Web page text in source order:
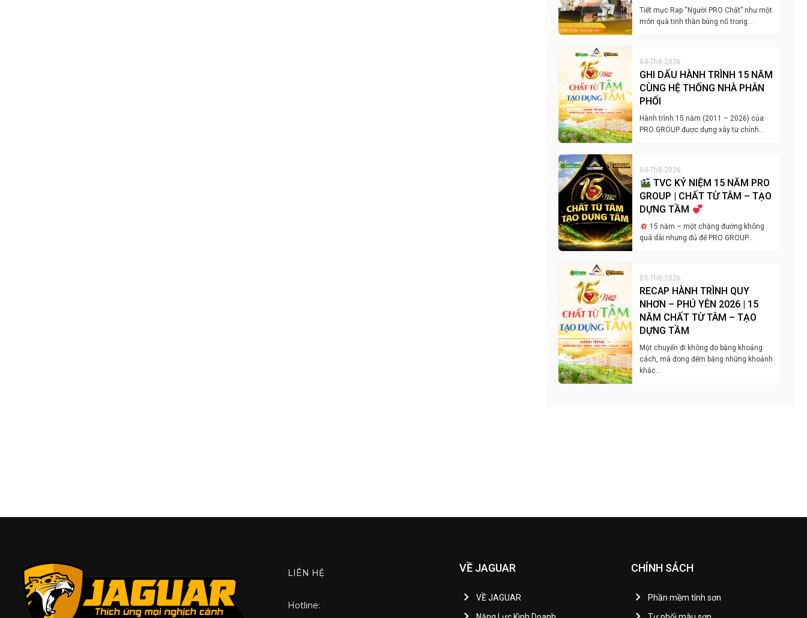
Tiết mục Rap “Người PRO Chất” như một
món quà tinh thần bùng nổ trong…
04-Th8-2026
GHI DẤU HÀNH TRÌNH 15 NĂM
CÙNG HỆ THỐNG NHÀ PHÂN
PHỐI
Hành trình 15 năm (2011 – 2026) của
PRO GROUP được dựng xây từ chính…
04-Th8-2026
TVC KỶ NIỆM 15 NĂM PRO
GROUP | CHẤT TỪ TÂM – TẠO
DỰNG TẦM
15 năm – một chặng đường không
quá dài nhưng đủ để PRO GROUP…
03-Th8-2026
RECAP HÀNH TRÌNH QUY
NHƠN – PHÚ YÊN 2026 | 15
NĂM CHẤT TỪ TÂM – TẠO
DỰNG TẦM
Một chuyến đi không đo bằng khoảng
cách, mà đong đếm bằng những khoảnh
khắc…
LIÊN HỆ
Hotline:
VỀ JAGUAR
VỀ JAGUAR
CHÍNH SÁCH
Phần mềm tính sơn